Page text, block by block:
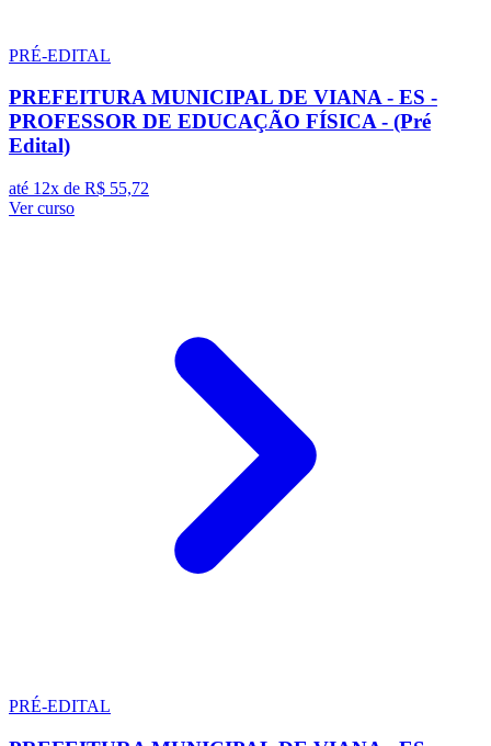
PRÉ-EDITAL
PREFEITURA MUNICIPAL DE VIANA - ES -
PROFESSOR DE EDUCAÇÃO FÍSICA - (Pré
Edital)
até 12x de R$ 55,72
Ver curso
PRÉ-EDITAL